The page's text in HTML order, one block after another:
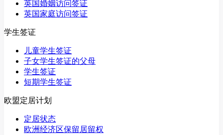
英国婚姻访问签证
英国家庭访问签证
学生签证
儿童学生签证
子女学生签证的父母
学生签证
短期学生签证
欧盟定居计划
定居状态
欧洲经济区保留居留权